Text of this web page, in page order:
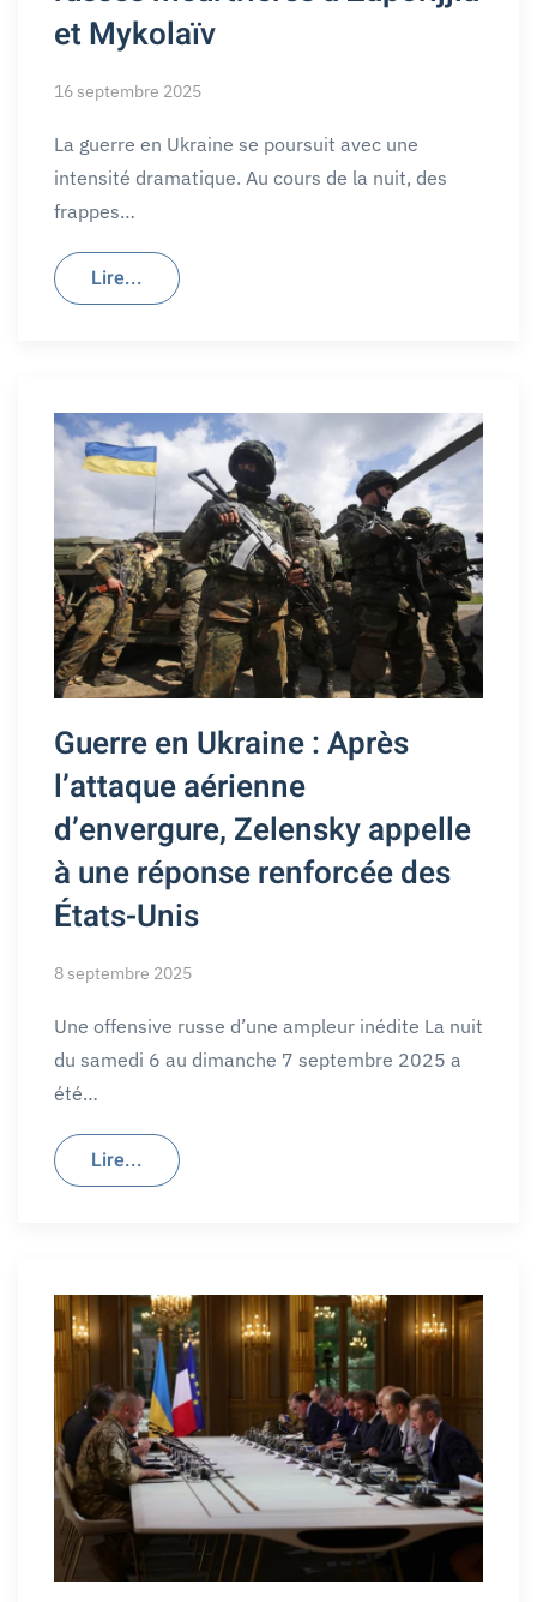
et Mykolaïv
16 septembre 2025
La guerre en Ukraine se poursuit avec une
intensité dramatique. Au cours de la nuit, des
frappes…
Lire...
Guerre en Ukraine : Après
l’attaque aérienne
d’envergure, Zelensky appelle
à une réponse renforcée des
États-Unis
8 septembre 2025
Une offensive russe d’une ampleur inédite La nuit
du samedi 6 au dimanche 7 septembre 2025 a
été…
Lire...